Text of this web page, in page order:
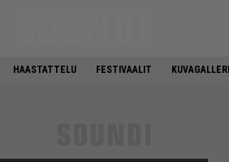
HAASTATTELU FESTIVAALIT